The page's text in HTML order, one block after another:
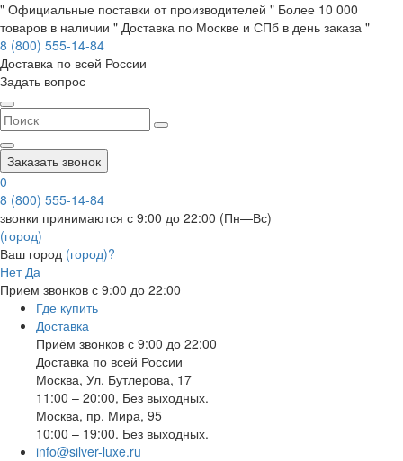
" Официальные поставки от производителей " Более 10 000
товаров в наличии " Доставка по Москве и СПб в день заказа "
8 (800) 555-14-84
Доставка по всей России
Задать вопрос
Заказать звонок
0
8 (800) 555-14-84
звонки принимаются с 9:00 до 22:00 (Пн—Вс)
(город)
Ваш город (город)?
Нет Да
Прием звонков с 9:00 до 22:00
Где купить
Доставка
Приём звонков с 9:00 до 22:00
Доставка по всей России
Москва, Ул. Бутлерова, 17
11:00 – 20:00, Без выходных.
Москва, пр. Мира, 95
10:00 – 19:00. Без выходных.
info@silver-luxe.ru